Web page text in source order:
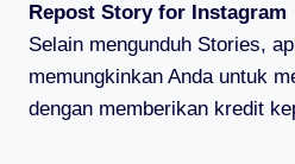
Repost Story for Instagram
Selain mengunduh Stories,
memungkinkan Anda untuk
dengan memberikan kredit